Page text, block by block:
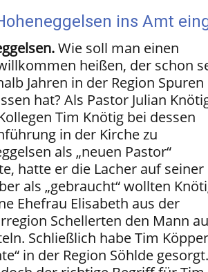
ins Amt
Wie soll man einen
heißen, der schon
Jahren in der Region Spuren
hat? Als Pastor Julian
Tim Knötig bei dessen
in der Kirche zu
als „neuen Pastor“
hatte er die Lacher auf seiner
als „gebraucht“ wollten
Ehefrau Elisabeth aus der
Schellerten den Mann
Schließlich habe Tim
in der Region Söhlde gesorgt.